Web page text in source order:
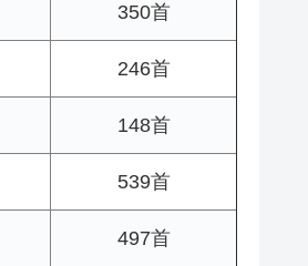
350首
246首
148首
539首
497首